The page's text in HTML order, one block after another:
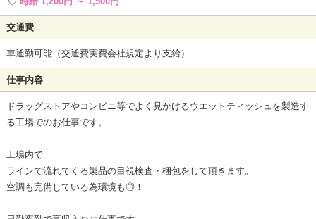
交通費
車通勤可能（交通費実費会社規定より支給）
仕事内容
ドラッグストアやコンビニ等でよく見かけるウエットティッシュを製造す
る工場でのお仕事です。
工場内で
ラインで流れてくる製品の目視検査・梱包をして頂きます。
空調も完備している為環境も◎！